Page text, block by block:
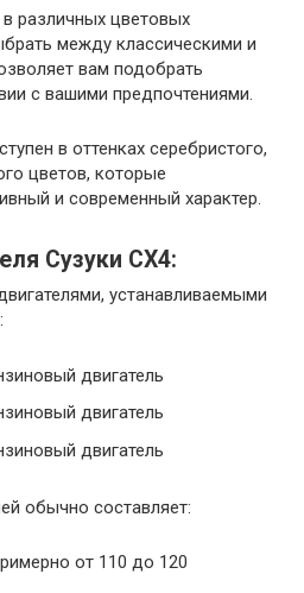
в различных цветовых
между классическими и
вам подобрать
с вашими предпочтениями.
в оттенках серебристого,
цветов, которые
и современный характер.
Сузуки СХ4:
устанавливаемыми
двигатель
двигатель
двигатель
обычно составляет:
от 110 до 120